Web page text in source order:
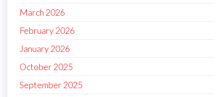
March 2026
February 2026
January 2026
October 2025
September 2025